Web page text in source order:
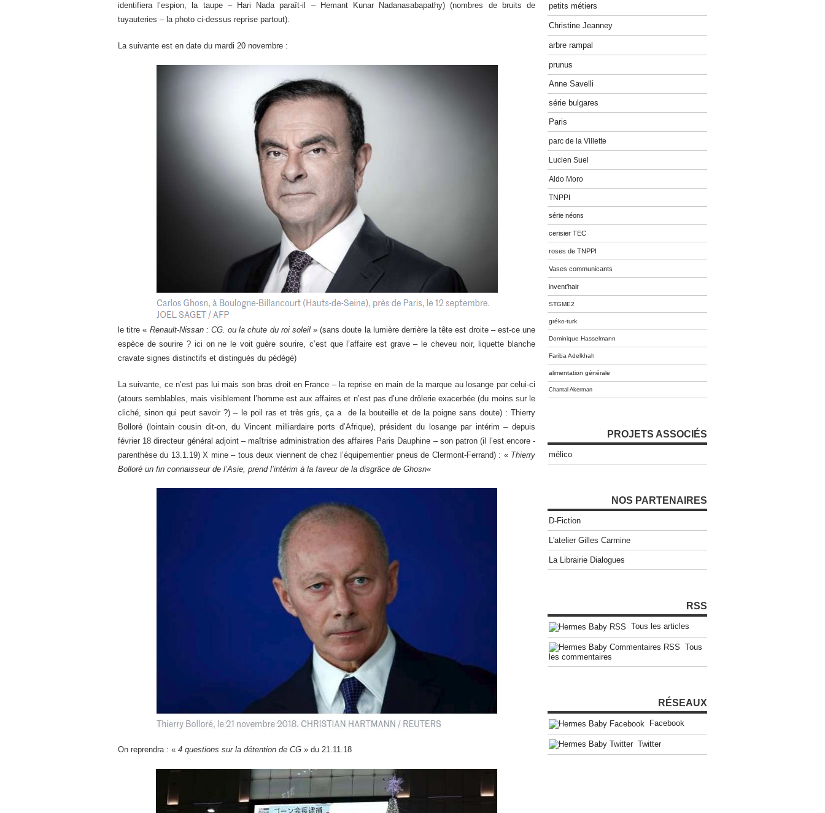
identifiera l’espion, la taupe – Hari Nada paraît-il – Hemant Kunar Nadanasabapathy) (nombres de bruits de
tuyauteries – la photo ci-dessus reprise partout).
La suivante est en date du mardi 20 novembre :
le titre « Renault-Nissan : CG. ou la chute du roi soleil» (sans doute la lumière derrière la tête est droite – est-ce une
espèce de sourire ? ici on ne le voit guère sourire, c’est que l’affaire est grave – le cheveu noir, liquette blanche
cravate signes distinctifs et distingués du pédégé)
La suivante, ce n’est pas lui mais son bras droit en France – la reprise en main de la marque au losange par celui-ci
(atours semblables, mais visiblement l’homme est aux affaires et n’est pas d’une drôlerie exacerbée (du moins sur le
cliché, sinon qui peut savoir ?) – le poil ras et très gris, ça a de la bouteille et de la poigne sans doute) : Thierry
Bolloré (lointain cousin dit-on, du Vincent milliardaire ports d’Afrique), président du losange par intérim – depuis
février 18 directeur général adjoint – maîtrise administration des affaires Paris Dauphine – son patron (il l’est encore -
parenthèse du 13.1.19) X mine – tous deux viennent de chez l’équipementier pneus de Clermont-Ferrand) : « Thierry
Bolloré un fin connaisseur de l’Asie, prend l’intérim à la faveur de la disgrâce de Ghosn«
On reprendra : « 4 questions sur la détention de CG » du 21.11.18
petits métiers
Christine Jeanney
arbre rampal
prunus
Anne Savelli
série bulgares
Paris
parc de la Villette
Lucien Suel
Aldo Moro
TNPPI
série néons
cerisier TEC
roses de TNPPI
Vases communicants
invent'hair
STGME2
gréko-turk
Dominique Hasselmann
Fariba Adelkhah
alimentation générale
Chantal Akerman
PROJETS ASSOCIÉS
mélico
NOS PARTENAIRES
D-Fiction
L'atelier Gilles Carmine
La Librairie Dialogues
RSS
Tous les articles
Tous
les commentaires
RÉSEAUX
Facebook
Twitter